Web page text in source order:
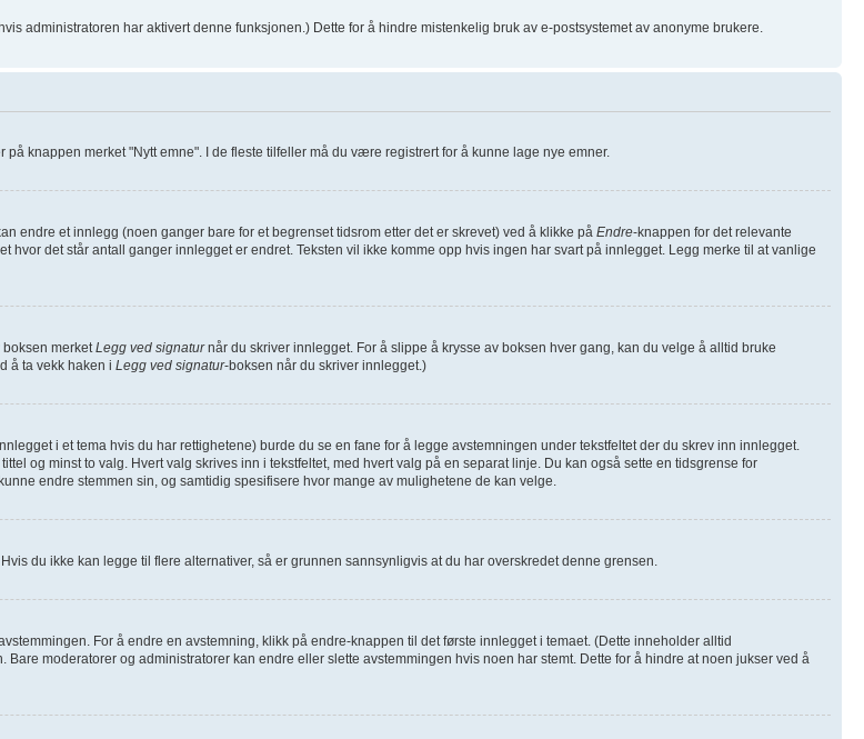
administratoren har aktivert denne funksjonen.) Dette for å hindre mistenkelig bruk av e-postsystemet av anonyme brukere.
knappen merket "Nytt emne". I de fleste tilfeller må du være registrert for å kunne lage nye emner.
endre et innlegg (noen ganger bare for et begrenset tidsrom etter det er skrevet) ved å klikke på Endre-knappen for det relevante
det står antall ganger innlegget er endret. Teksten vil ikke komme opp hvis ingen har svart på innlegget. Legg merke til at vanlige
merket Legg ved signaturnår du skriver innlegget. For å slippe å krysse av boksen hver gang, kan du velge å alltid bruke
å ta vekk haken i Legg ved signatur-boksen når du skriver innlegget.)
i et tema hvis du har rettighetene) burde du se en fane for å legge avstemningen under tekstfeltet der du skrev inn innlegget.
og minst to valg. Hvert valg skrives inn i tekstfeltet, med hvert valg på en separat linje. Du kan også sette en tidsgrense for
endre stemmen sin, og samtidig spesifisere hvor mange av mulighetene de kan velge.
du ikke kan legge til flere alternativer, så er grunnen sannsynligvis at du har overskredet denne grensen.
For å endre en avstemning, klikk på endre-knappen til det første innlegget i temaet. (Dette inneholder alltid
moderatorer og administratorer kan endre eller slette avstemmingen hvis noen har stemt. Dette for å hindre at noen jukser ved å